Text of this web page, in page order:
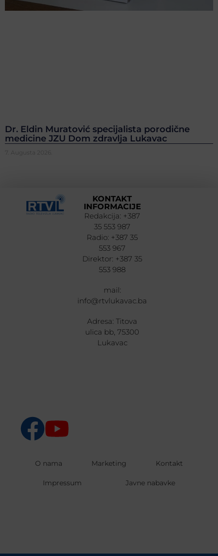
Dr. Eldin Muratović specijalista porodične
medicine JZU Dom zdravlja Lukavac
7. Augusta 2026.
KONTAKT
INFORMACIJE
Redakcija: +387
35 553 987
Radio: +387 35
553 967
Direktor: +387 35
553 988
mail:
info@rtvlukavac.ba
Adresa: Titova
ulica bb, 75300
Lukavac
O nama Marketing Kontakt
Impressum Javne nabavke